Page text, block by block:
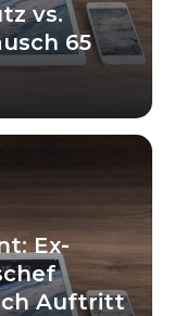
vs.
65
Ex-
Auftritt